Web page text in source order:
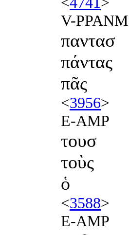
V-
παντασ
πάντας
πᾶς
<3956>
E-AMP
τουσ
τοὺς
ὁ
<3588>
E-AMP